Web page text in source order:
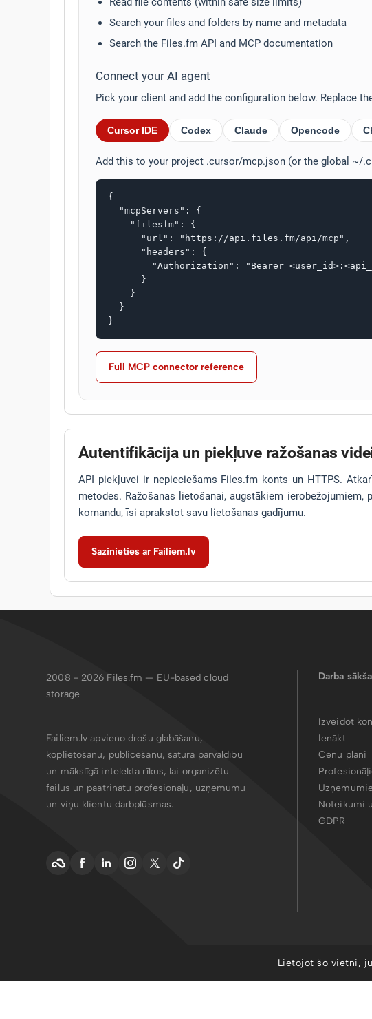
Search your files and folders by name and metadata
Search the Files.fm API and MCP documentation
Connect your AI agent
Pick your client and add the configuration below. Replace
Cursor IDE Codex Claude Opencode
Add this to your project .cursor/mcp.json (or the global ~/
{
  "mcpServers": {
    "filesfm": {
      "url": "https://api.files.fm/api/mcp",
      "headers": {
"Authorization": "Bearer
      }
    }
  }
}
Full MCP connector reference
Autentifikācija un piekļuve ražošanas
API piekļuvei ir nepieciešams Files.fm konts un HTTPS.
metodes. Ražošanas lietošanai, augstākiem
komandu, īsi aprakstot savu lietošanas gadījumu.
Sazinieties ar Failiem.lv
2008 - 2026 Files.fm — EU-based cloud
storage
Failiem.lv apvieno drošu glabāšanu,
koplietošanu, publicēšanu, satura pārvaldību
un mākslīgā intelekta rīkus, lai organizētu
failus un paātrinātu profesionāļu, uzņēmumu
un viņu klientu darbplūsmas.
Darba
Izveidot
Ienākt
Cenu plāni
Noteikumi
GDPR
Lietojot šo vietni,